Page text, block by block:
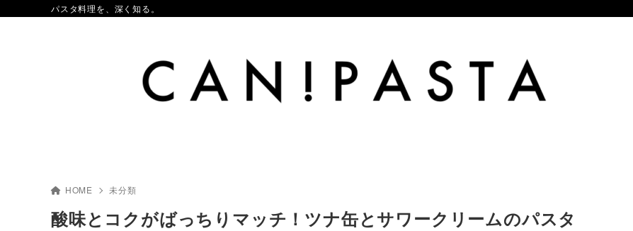
パスタ料理を、深く知る。
HOME 未分類
酸味とコクがばっちりマッチ！ツナ缶とサワークリームのパスタ